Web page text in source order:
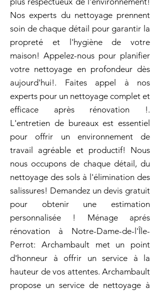
Nos experts du nettoyage prennent
soin de chaque détail pour garantir la
propreté et l'hygiène de votre
maison! Appelez-nous pour planifier
votre nettoyage en profondeur dès
aujourd'hui!. Faites appel à nos
experts pour un nettoyage complet et
efficace après rénovation !.
L'entretien de bureaux est essentiel
pour offrir un environnement de
travail agréable et productif! Nous
nous occupons de chaque détail, du
nettoyage des sols à l'élimination des
salissures! Demandez un devis gratuit
pour obtenir une estimation
personnalisée ! Ménage aprés
rénovation à Notre-Dame-de-l'Île-
Perrot: Archambault met un point
d'honneur à offrir un service à la
hauteur de vos attentes. Archambault
propose un service de nettoyage à